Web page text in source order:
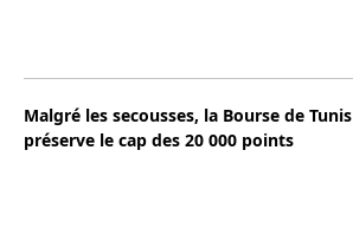
Malgré les secousses, la Bourse de Tunis
préserve le cap des 20 000 points